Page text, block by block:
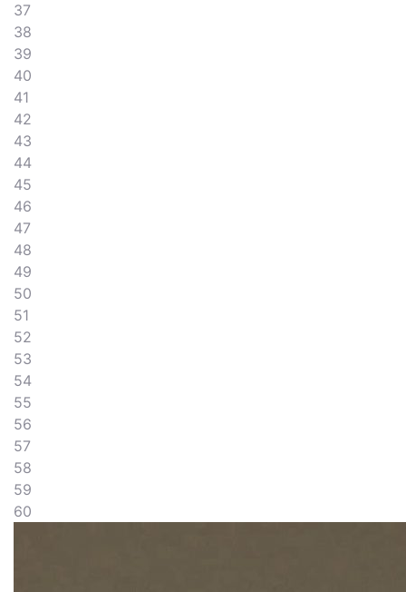
37
38
39
40
41
42
43
44
45
46
47
48
49
50
51
52
53
54
55
56
57
58
59
60